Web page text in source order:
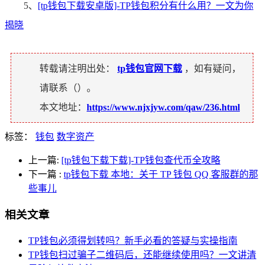
5、 [tp钱包下载安卓版]-TP钱包积分有什么用？一文为你
揭晓
转载请注明出处： tp钱包官网下载 ，如有疑问，
请联系（）。
本文地址： https://www.njxjyw.com/qaw/236.html
标签： 钱包 数字资产
上一篇: [tp钱包下载下载]-TP钱包查代币全攻略
下一篇 : tp钱包下载 本地：关于 TP 钱包 QQ 客服群的那
些事儿
相关文章
TP钱包必须得划转吗？新手必看的答疑与实操指南
TP钱包扫过骗子二维码后，还能继续使用吗？一文讲清